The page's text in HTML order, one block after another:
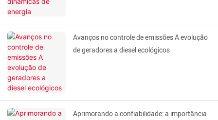
Avanços no controle de emissões A evolução
de geradores a diesel ecológicos
Aprimorando a confiabilidade: a importância